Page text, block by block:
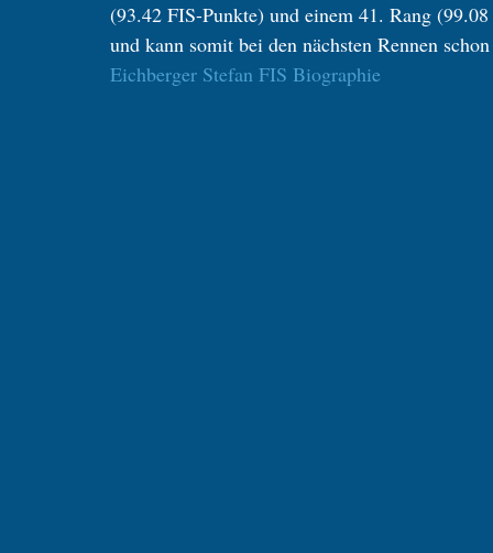
(93.42 FIS-Punkte) und einem 41. Rang
und kann somit bei den nächsten Rennen
Eichberger Stefan FIS Biographie